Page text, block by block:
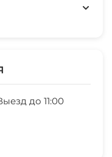
до 11:00